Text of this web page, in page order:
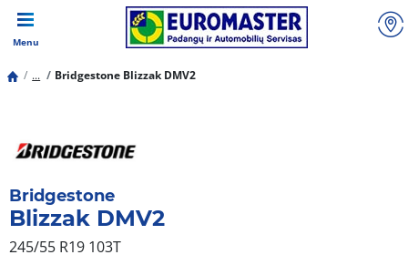
Menu
... Bridgestone Blizzak DMV2
Bridgestone
Blizzak DMV2
245/55 R19 103T